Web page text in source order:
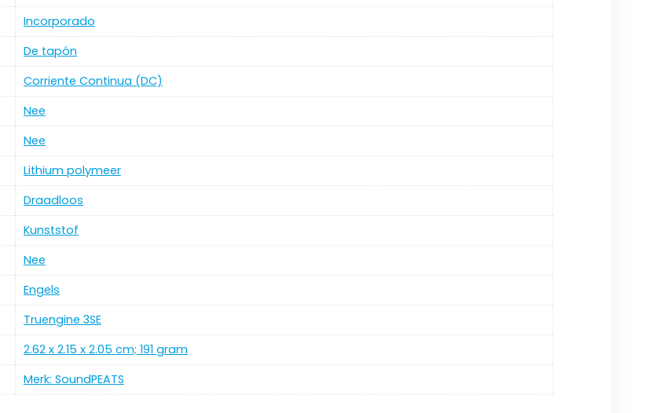
Incorporado
De tapón
Corriente Continua (DC)
Nee
Nee
Lithium polymeer
Draadloos
Kunststof
Nee
Engels
Truengine 3SE
2.62 x 2.15 x 2.05 cm; 191 gram
Merk: SoundPEATS